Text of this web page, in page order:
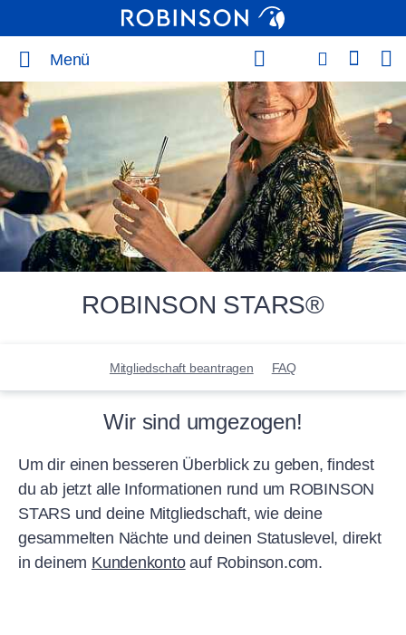
Menü
ROBINSON STARS®
Mitgliedschaft beantragen FAQ
Wir sind umgezogen!
Um dir einen besseren Überblick zu geben, findest
du ab jetzt alle Informationen rund um ROBINSON
STARS und deine Mitgliedschaft, wie deine
gesammelten Nächte und deinen Statuslevel, direkt
in deinem Kundenkontoauf Robinson.com.